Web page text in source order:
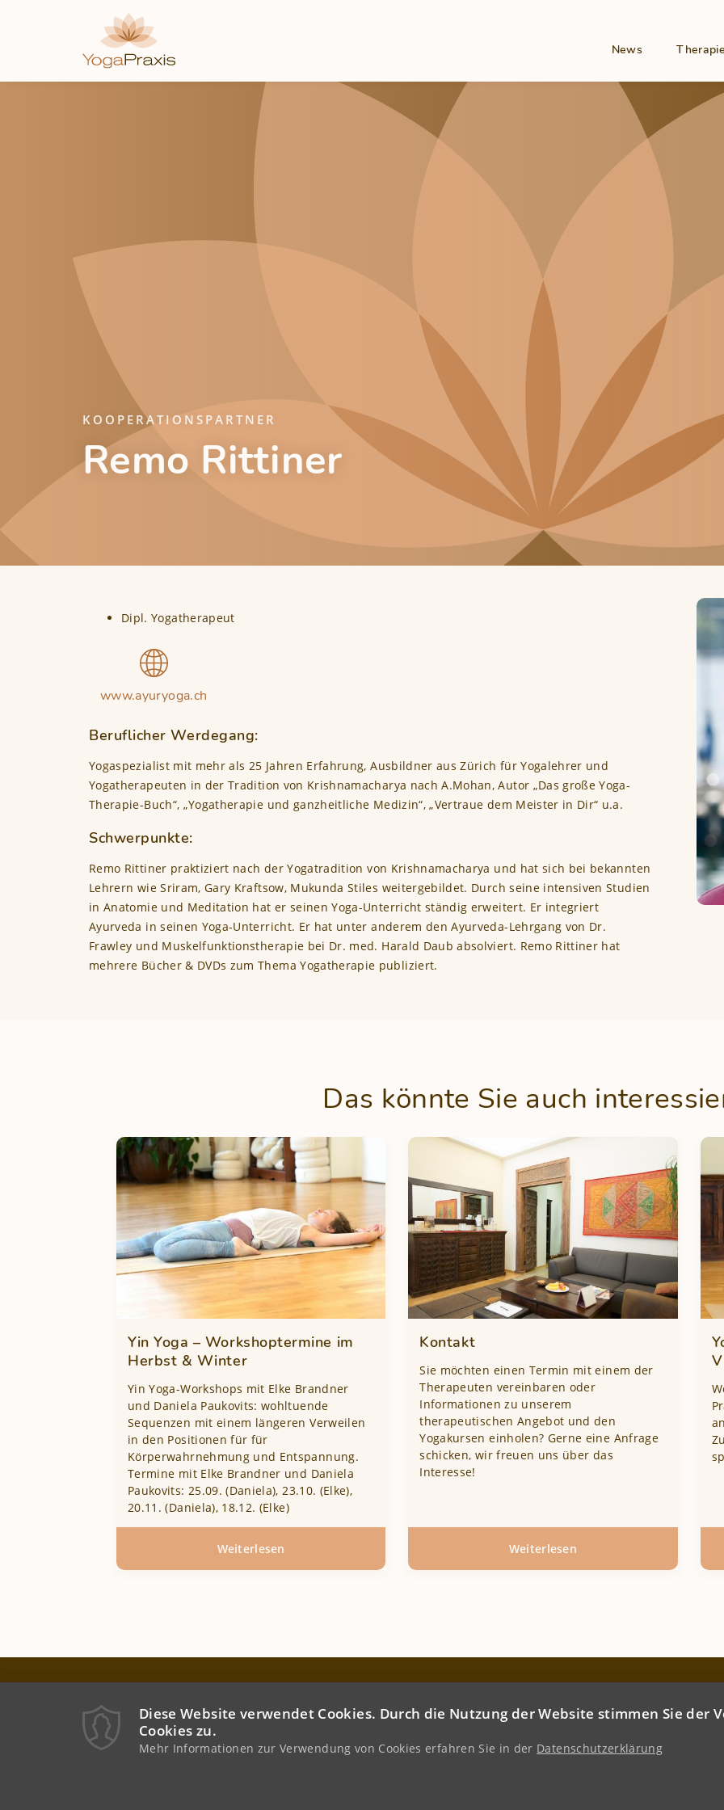
News Therapie
KOOPERATIONSPARTNER
Remo Rittiner
Dipl. Yogatherapeut
www.ayuryoga.ch
Beruflicher Werdegang:
Yogaspezialist mit mehr als 25 Jahren Erfahrung, Ausbildner aus Zürich für Yogalehrer und
Yogatherapeuten in der Tradition von Krishnamacharya nach A.Mohan, Autor „Das große Yoga-
Therapie-Buch“, „Yogatherapie und ganzheitliche Medizin“, „Vertraue dem Meister in Dir“ u.a.
Schwerpunkte:
Remo Rittiner praktiziert nach der Yogatradition von Krishnamacharya und hat sich bei bekannten
Lehrern wie Sriram, Gary Kraftsow, Mukunda Stiles weitergebildet. Durch seine intensiven Studien
in Anatomie und Meditation hat er seinen Yoga-Unterricht ständig erweitert. Er integriert
Ayurveda in seinen Yoga-Unterricht. Er hat unter anderem den Ayurveda-Lehrgang von Dr.
Frawley und Muskelfunktionstherapie bei Dr. med. Harald Daub absolviert. Remo Rittiner hat
mehrere Bücher & DVDs zum Thema Yogatherapie publiziert.
Das könnte Sie auch
Yin Yoga – Workshoptermine im
Herbst & Winter
Yin Yoga-Workshops mit Elke Brandner
und Daniela Paukovits: wohltuende
Sequenzen mit einem längeren Verweilen
in den Positionen für für
Körperwahrnehmung und Entspannung.
Termine mit Elke Brandner und Daniela
Paukovits: 25.09. (Daniela), 23.10. (Elke),
20.11. (Daniela), 18.12. (Elke)
Weiterlesen
Yin
Winter
Kontakt
Sie möchten einen Termin mit einem der
Therapeuten vereinbaren oder
Informationen zu unserem
therapeutischen Angebot und den
Yogakursen einholen? Gerne eine Anfrage
schicken, wir freuen uns über das
Interesse!
Weiterlesen
Kontakt
Hahngasse 20
1090 Wien
Österreich / Austria
Diese Website verwendet Cookies. Durch die Nutzung der Website stimmen Sie der
Cookies zu.
Mehr Informationen zur Verwendung von Cookies erfahren Sie in der Datenschutzerklärung